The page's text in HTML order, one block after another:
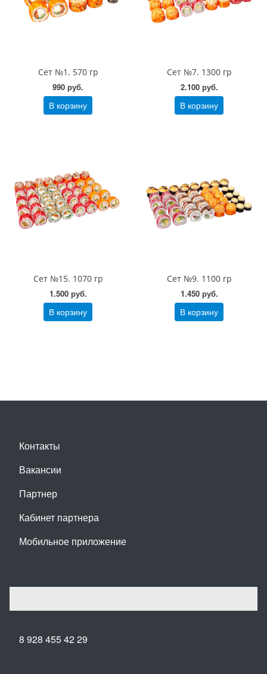
Сет №1. 570 гр
990 руб.
В корзину
Сет №7. 1300 гр
2.100 руб.
В корзину
Сет №15. 1070 гр
1.500 руб.
В корзину
Сет №9. 1100 гр
1.450 руб.
В корзину
Контакты
Вакансии
Партнер
Кабинет партнера
Мобильное приложение
8 928 455 42 29